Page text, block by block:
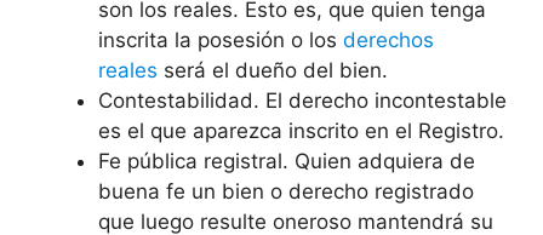
son los reales. Esto es, que quien tenga
inscrita la posesión o los derechos
reales será el dueño del bien.
Contestabilidad. El derecho incontestable
es el que aparezca inscrito en el Registro.
Fe pública registral. Quien adquiera de
buena fe un bien o derecho registrado
que luego resulte oneroso mantendrá su